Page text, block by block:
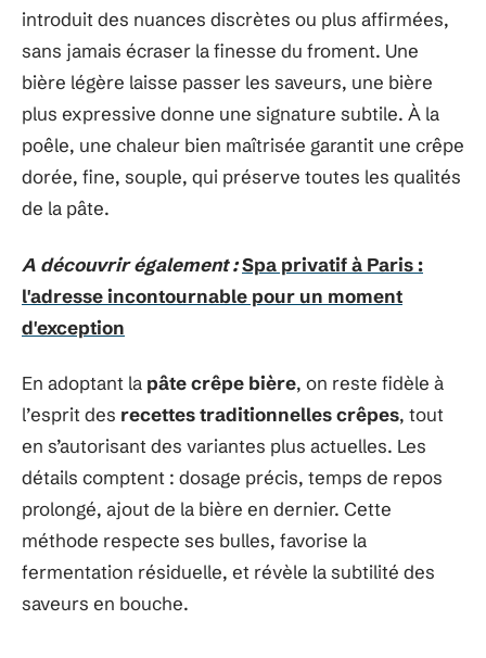
introduit des nuances discrètes ou plus affirmées,
sans jamais écraser la finesse du froment. Une
bière légère laisse passer les saveurs, une bière
plus expressive donne une signature subtile. À la
poêle, une chaleur bien maîtrisée garantit une crêpe
dorée, fine, souple, qui préserve toutes les qualités
de la pâte.
A découvrir également :Spa privatif à Paris :
l'adresse incontournable pour un moment
d'exception
En adoptant la pâte crêpe bière, on reste fidèle à
l’esprit des recettes traditionnelles crêpes, tout
en s’autorisant des variantes plus actuelles. Les
détails comptent : dosage précis, temps de repos
prolongé, ajout de la bière en dernier. Cette
méthode respecte ses bulles, favorise la
fermentation résiduelle, et révèle la subtilité des
saveurs en bouche.